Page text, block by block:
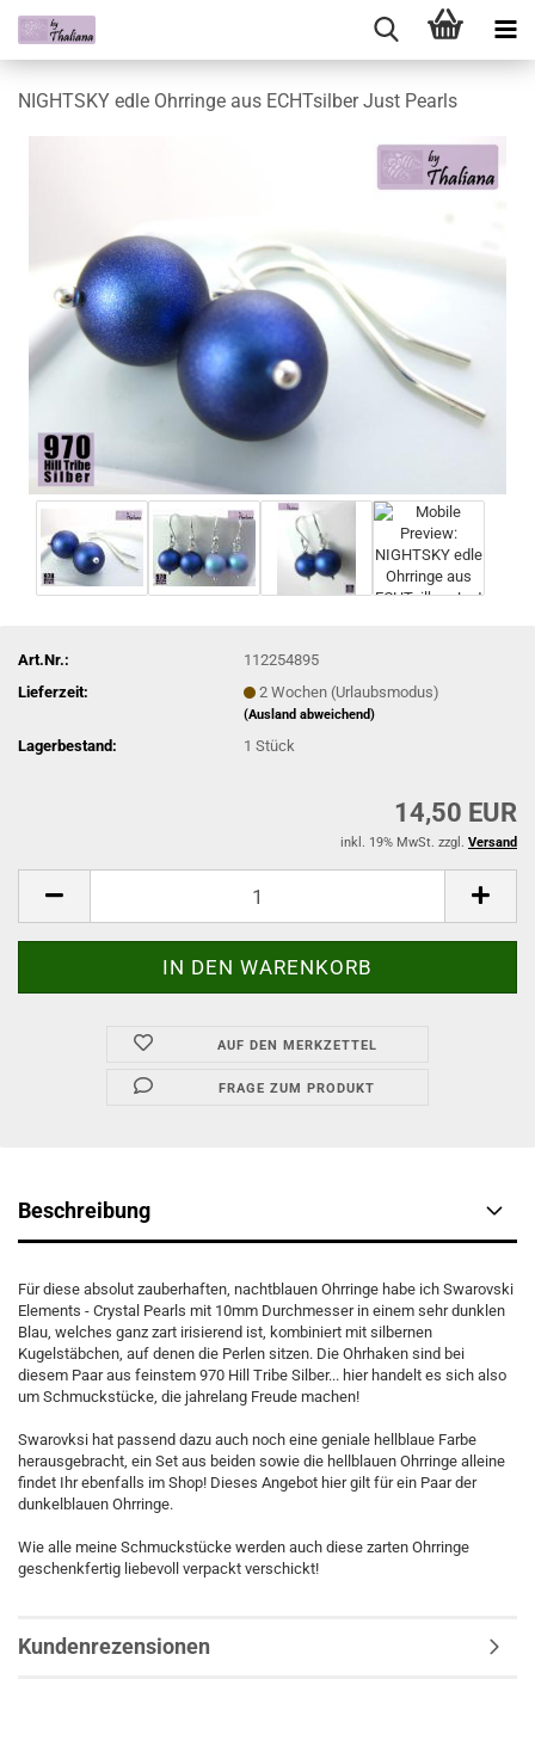
NIGHTSKY edle Ohrringe aus ECHTsilber Just Pearls
Art.Nr.:
112254895
Lieferzeit:
2 Wochen (Urlaubsmodus)
(Ausland abweichend)
Lagerbestand: 1Stück
14,50 EUR
inkl. 19% MwSt. zzgl. Versand
AUF DEN MERKZETTEL
FRAGE ZUM PRODUKT
Beschreibung
Für diese absolut zauberhaften, nachtblauen Ohrringe habe ich Swarovski
Elements - Crystal Pearls mit 10mm Durchmesser in einem sehr dunklen
Blau, welches ganz zart irisierend ist, kombiniert mit silbernen
Kugelstäbchen, auf denen die Perlen sitzen. Die Ohrhaken sind bei
diesem Paar aus feinstem 970 Hill Tribe Silber... hier handelt es sich also
um Schmuckstücke, die jahrelang Freude machen!
Swarovksi hat passend dazu auch noch eine geniale hellblaue Farbe
herausgebracht, ein Set aus beiden sowie die hellblauen Ohrringe alleine
findet Ihr ebenfalls im Shop! Dieses Angebot hier gilt für ein Paar der
dunkelblauen Ohrringe.
Wie alle meine Schmuckstücke werden auch diese zarten Ohrringe
geschenkfertig liebevoll verpackt verschickt!
Kundenrezensionen